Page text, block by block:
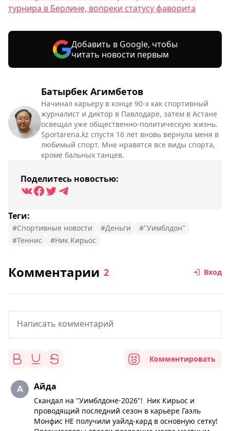
Батырбек Агимбетов
Начинал карьеру в конце 90-х как спортивный
журналист и диктор в Павлодаре, затем в Астане
освещал уже общественно-политическую жизнь.
Sportarena.kz спустя 16 лет вновь вернула меня в
любимый спорт. Мне нравятся все виды спорта,
кроме бальных танцев.
Поделитесь новостью:
Теги:
#Спортивные новости #Деньги
#"Уимблдон"
#Теннис
#Ник Кирьос
турнира в Берлине, вопреки статусу фаворита
Добавить в Google, чтобы
читать новости первым
Комментарии 2 Вход
Комментировать
Айда
Скандал на "Уимблдоне-2026"! Ник Кирьос и
проводящий последний сезон в карьере Гаэль
Монфис НЕ получили уайлд-кард в основную сетку!